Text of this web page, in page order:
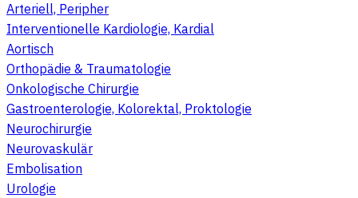
Arteriell, Peripher
Interventionelle Kardiologie, Kardial
Aortisch
Orthopädie & Traumatologie
Onkologische Chirurgie
Gastroenterologie, Kolorektal, Proktologie
Neurochirurgie
Neurovaskulär
Embolisation
Urologie